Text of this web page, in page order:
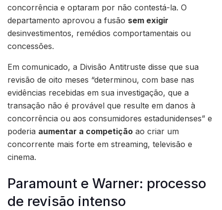
concorrência e optaram por não contestá-la. O
departamento aprovou a fusão sem exigir
desinvestimentos, remédios comportamentais ou
concessões.
Em comunicado, a Divisão Antitruste disse que sua
revisão de oito meses “determinou, com base nas
evidências recebidas em sua investigação, que a
transação não é provável que resulte em danos à
concorrência ou aos consumidores estadunidenses” e
poderia aumentar a competição ao criar um
concorrente mais forte em streaming, televisão e
cinema.
Paramount e Warner: processo
de revisão intenso